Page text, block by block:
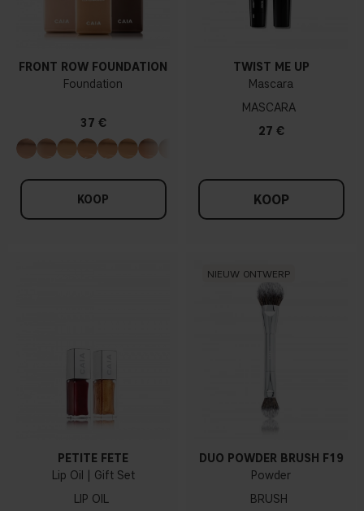
FRONT ROW FOUNDATION
Foundation
37 €
KOOP
TWIST ME UP
Mascara
MASCARA
27 €
KOOP
PETITE FÊTE
Lip Oil | Gift Set
LIP OIL
NIEUW ONTWERP
DUO POWDER BRUSH F19
Powder
BRUSH